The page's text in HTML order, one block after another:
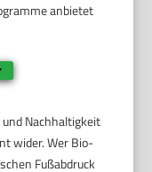
anbietet
Nachhaltigkeit
wider. Wer Bio-
Fußabdruck